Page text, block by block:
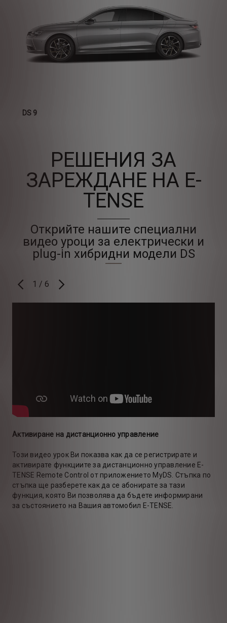
DS 9
РЕШЕНИЯ ЗА
ЗАРЕЖДАНЕ НА E-
TENSE
Открийте нашите специални
видео уроци за електрически и
plug-in хибридни модели DS
ПРЕДИШЕН
1 / 6 СЛЕДВАЩ
Активиране на дистанционно управление
Този видео урок Ви показва как да се регистрирате и
активирате функциите за дистанционно управление E-
TENSE Remote Control от приложението MyDS. Стъпка по
стъпка ще разберете как да се абонирате за тази
функция, която Ви позволява да бъдете информирани
за състоянието на Вашия автомобил E-TENSE.